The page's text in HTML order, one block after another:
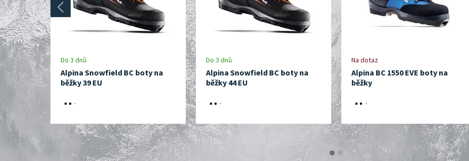
Do 3 dnů
Alpina Snowfield BC boty na
běžky 39 EU
Do 3 dnů
Alpina Snowfield BC boty na
běžky 44 EU
Na dotaz
Alpina BC 1550 EVE boty na
běžky
prev